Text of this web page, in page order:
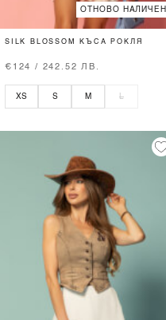
ОТНОВО НАЛИЧЕН
SILK BLOSSOM КЪСА РОКЛЯ
€124 / 242.52 ЛВ.
XS S M L